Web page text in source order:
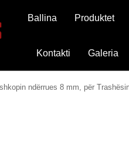
Ballina Produktet
Kontakti Galeria
ndërrues 8 mm, për